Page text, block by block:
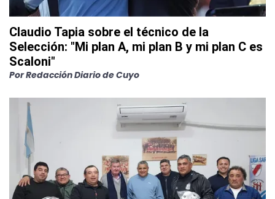
Claudio Tapia sobre el técnico de la
Selección: "Mi plan A, mi plan B y mi plan C es
Scaloni"
PorRedacción Diario de Cuyo